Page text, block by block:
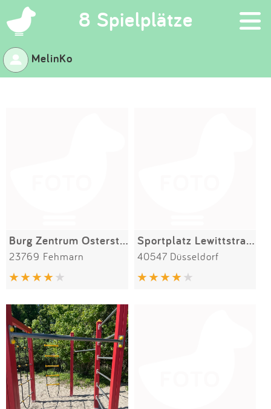
8 Spielplätze ×
Suchen
Kontakt
Impressum
Anmelden
MelinKo
Burg Zentrum Osterstraße
23769 Fehmarn
Sportplatz Lewittstraße
40547 Düsseldorf